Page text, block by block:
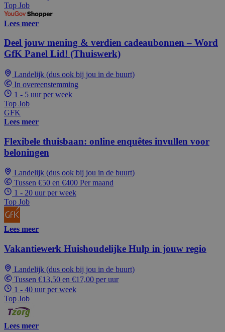
Top Job
Lees meer
Deel jouw mening & verdien cadeaubonnen – Word
GfK Panel Lid! (Thuiswerk)
Landelijk (dus ook bij jou in de buurt)
In overeenstemming
1 - 5 uur per week
Top Job
GFK
Lees meer
Flexibele thuisbaan: online enquêtes invullen voor
beloningen
Landelijk (dus ook bij jou in de buurt)
Tussen €50 en €400 Per maand
1 - 20 uur per week
Top Job
Lees meer
Vakantiewerk Huishoudelijke Hulp in jouw regio
Landelijk (dus ook bij jou in de buurt)
Tussen €13,50 en €17,00 per uur
1 - 40 uur per week
Top Job
Lees meer